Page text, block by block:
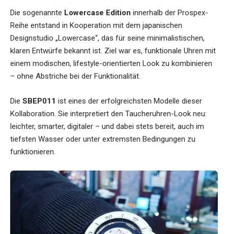
Die sogenannte Lowercase Edition innerhalb der Prospex-
Reihe entstand in Kooperation mit dem japanischen
Designstudio „Lowercase“, das für seine minimalistischen,
klaren Entwürfe bekannt ist. Ziel war es, funktionale Uhren mit
einem modischen, lifestyle-orientierten Look zu kombinieren
– ohne Abstriche bei der Funktionalität.
Die SBEP011 ist eines der erfolgreichsten Modelle dieser
Kollaboration. Sie interpretiert den Taucheruhren-Look neu:
leichter, smarter, digitaler – und dabei stets bereit, auch im
tiefsten Wasser oder unter extremsten Bedingungen zu
funktionieren.